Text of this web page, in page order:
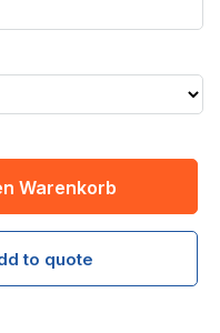
Warenkorb
to quote